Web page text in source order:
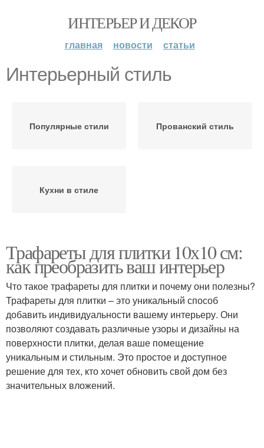
ИНТЕРЬЕР И ДЕКОР
главная новости статьи
Интерьерный стиль
Популярные стили Прованский стиль
Кухни в стиле
Трафареты для плитки 10х10 см:
как преобразить ваш интерьер
Что такое трафареты для плитки и почему они полезны?
Трафареты для плитки – это уникальный способ
добавить индивидуальности вашему интерьеру. Они
позволяют создавать различные узоры и дизайны на
поверхности плитки, делая ваше помещение
уникальным и стильным. Это простое и доступное
решение для тех, кто хочет обновить свой дом без
значительных вложений.